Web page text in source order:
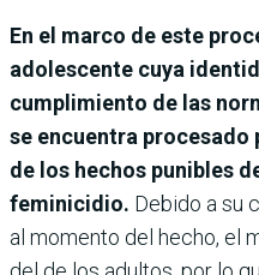
En el marco de este
adolescente cuya
cumplimiento de las
se encuentra
de los hechos punibles
feminicidio. Debido a su
al momento del hecho, el